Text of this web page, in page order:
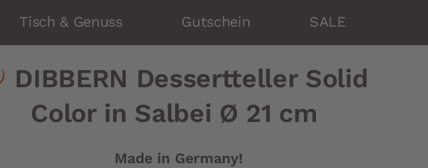
Tisch & Genuss Gutschein SALE
DIBBERN Dessertteller Solid
Color in Salbei Ø 21 cm
Made in Germany!